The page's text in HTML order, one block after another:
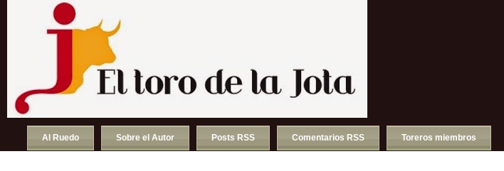
Al Ruedo Sobre el Autor Posts RSS Comentarios RSS Toreros miembros